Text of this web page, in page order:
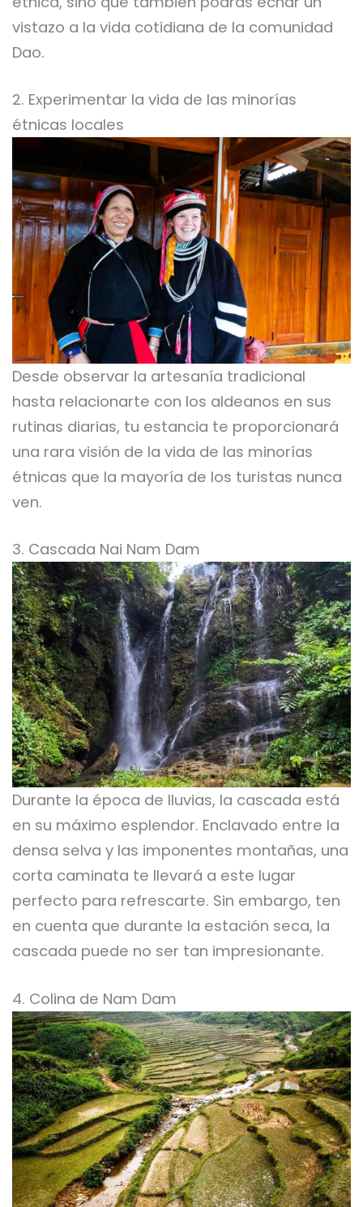
vistazo a la vida cotidiana de la comunidad
Dao.
2. Experimentar la vida de las minorías
étnicas locales
Desde observar la artesanía tradicional
hasta relacionarte con los aldeanos en sus
rutinas diarias, tu estancia te proporcionará
una rara visión de la vida de las minorías
étnicas que la mayoría de los turistas nunca
ven.
3. Cascada Nai Nam Dam
Durante la época de lluvias, la cascada está
en su máximo esplendor. Enclavado entre la
densa selva y las imponentes montañas, una
corta caminata te llevará a este lugar
perfecto para refrescarte. Sin embargo, ten
en cuenta que durante la estación seca, la
cascada puede no ser tan impresionante.
4. Colina de Nam Dam